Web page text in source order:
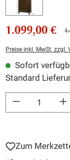
1.099,00 €
Preise inkl. MwSt. zzgl.
Sofort
Standard
Produkt Anzahl: Gib
Zum